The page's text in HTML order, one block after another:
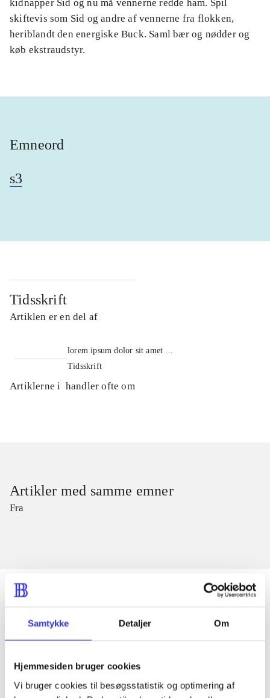
Samtykke Detaljer Om
Hjemmesiden bruger cookies
Vi bruger cookies til besøgsstatistik og optimering af
kidnapper Sid og nu må vennerne redde ham. Spil
skiftevis som Sid og andre af vennerne fra flokken,
heriblandt den energiske Buck. Saml bær og nødder og
køb ekstraudstyr.
Emneord
s3
Tidsskrift
Artiklen er en del af
lorem ipsum dolor sit amet ...
Tidsskrift
Artiklerne i handler ofte om
Artikler med samme emner
Fra
Artikler